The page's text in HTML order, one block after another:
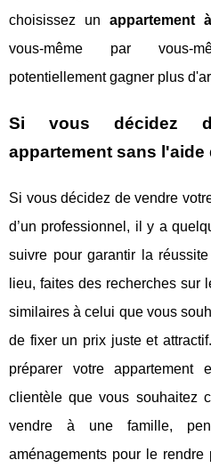
choisissez unappartement
vous-même par vous-
potentiellement gagner plus
Si vous décidez
appartement sans l'aide
Si vous décidez de vendre
d’un professionnel, il y a
suivre pour garantir la
lieu, faites des recherches sur
similaires à celui que vous
de fixer un prix juste et
préparer votre
clientèle que vous souhaitez
vendre à une famille,
aménagements pour le